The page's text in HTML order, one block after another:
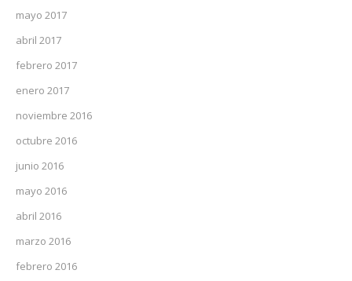
mayo 2017
abril 2017
febrero 2017
enero 2017
noviembre 2016
octubre 2016
junio 2016
mayo 2016
abril 2016
marzo 2016
febrero 2016